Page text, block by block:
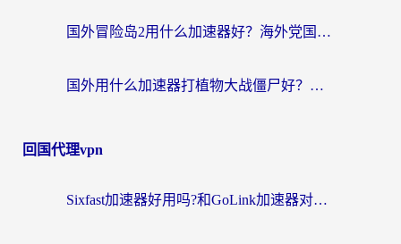
国外冒险岛2用什么加速器好？海外党国服游戏畅玩全攻略（附鸣潮哈利波特加速技巧）
国外用什么加速器打植物大战僵尸好？海外党国服游戏加速终极指南
回国代理vpn
Sixfast加速器好用吗?和GoLink加速器对比哪个回国效果更好?海外党亲测实用指南